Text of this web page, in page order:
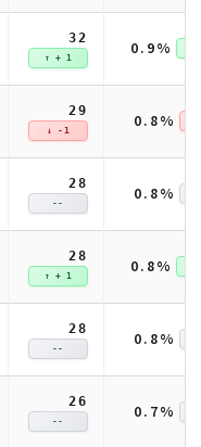
32
↑ + 1 0.9%
29
↓ -1 0.8%
28
-- 0.8%
28
↑ + 1 0.8%
28
-- 0.8%
26
-- 0.7%